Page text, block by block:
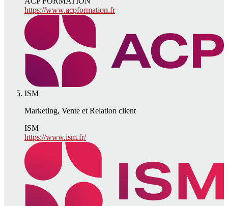
https://www.acpformation.fr
ISM
Marketing, Vente et Relation client
ISM
https://www.ism.fr/